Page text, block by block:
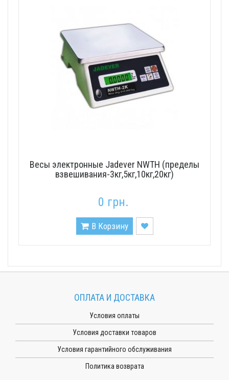
Весы электронные Jadever NWTH (пределы
взвешивания-3кг,5кг,10кг,20кг)
0 грн.
В Корзину
ОПЛАТА И ДОСТАВКА
Условия оплаты
Условия доставки товаров
Условия гарантийного обслуживания
Политика возврата